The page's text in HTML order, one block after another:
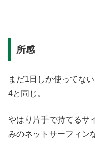
所感
まだ1日しか使ってな
4と同じ。
やはり片手で持てるサ
みのネットサーフィン